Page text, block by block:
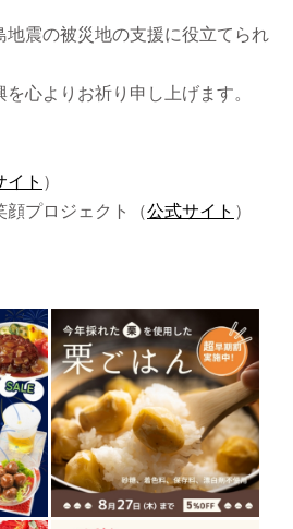
地震の被災地の支援に役立てられ
心よりお祈り申し上げます。
イト ）
プロジェクト（公式サイト ）